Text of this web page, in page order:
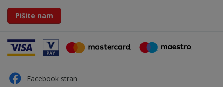
Pišite nam
Facebook stran